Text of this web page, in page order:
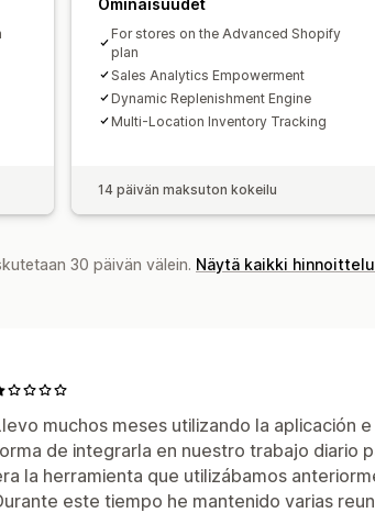
For stores on the Advanced Shopify
plan
Sales Analytics Empowerment
Dynamic Replenishment Engine
Multi-Location Inventory Tracking
14 päivän maksuton kokeilu
30 päivän välein. Näytä kaikki
muchos meses utilizando la aplicación
de integrarla en nuestro trabajo diario
la herramienta que utilizábamos
este tiempo he mantenido varias